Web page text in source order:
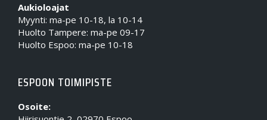
Aukioloajat
Myynti: ma-pe 10-18, la 10-14
Huolto Tampere: ma-pe 09-17
Huolto Espoo: ma-pe 10-18
ESPOON TOIMIPISTE
Osoite: